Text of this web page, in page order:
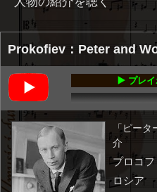
Prokofiev：Peter and
▶️ プレイ
「ピー
介
プロコ
ロシア